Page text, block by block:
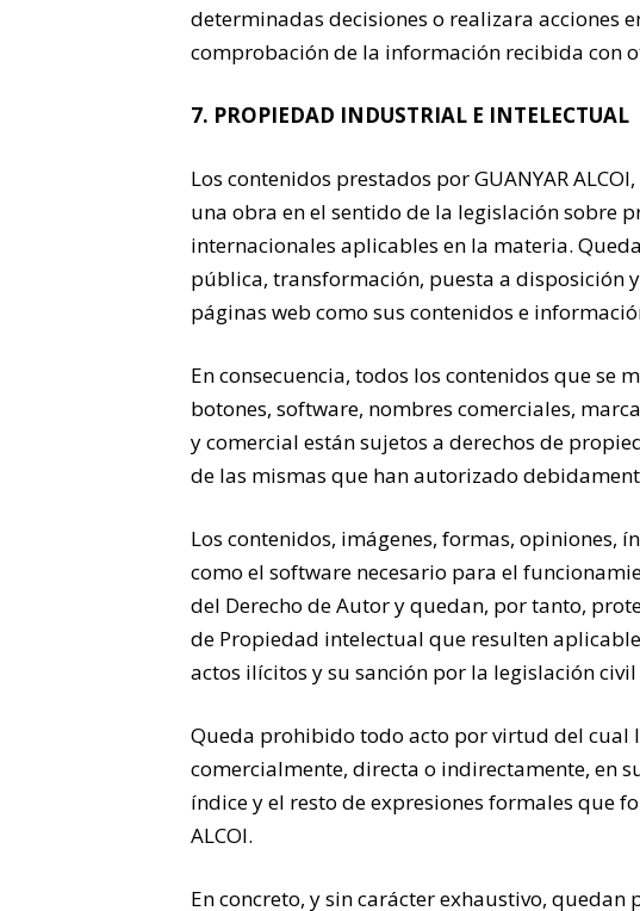
determinadas decisiones o realizara acciones
comprobación de la información recibida con
7. PROPIEDAD INDUSTRIAL E INTELECTUAL
Los contenidos prestados por GUANYAR
una obra en el sentido de la legislación sobre
internacionales aplicables en la materia.
pública, transformación, puesta a disposición
páginas web como sus contenidos e
En consecuencia, todos los contenidos que se
botones, software, nombres comerciales,
y comercial están sujetos a derechos de
de las mismas que han autorizado
Los contenidos, imágenes, formas, opiniones,
como el software necesario para el
del Derecho de Autor y quedan, por tanto,
de Propiedad intelectual que resulten
actos ilícitos y su sanción por la legislación
Queda prohibido todo acto por virtud del cual
comercialmente, directa o indirectamente, en
índice y el resto de expresiones formales que
ALCOI.
En concreto, y sin carácter exhaustivo,